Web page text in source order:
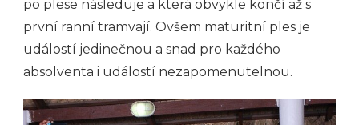
po plese následuje a která obvykle končí až s
první ranní tramvají. Ovšem maturitní ples je
událostí jedinečnou a snad pro každého
absolventa i událostí nezapomenutelnou.